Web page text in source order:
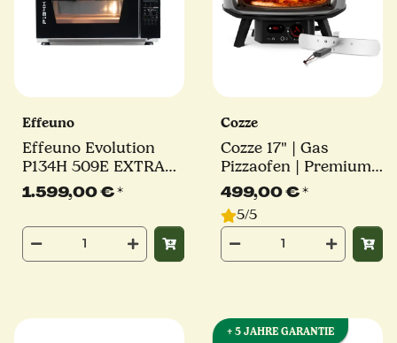
Effeuno
Effeuno Evolution
P134H 509E EXTRA
POWER | 3,2 kW |
inkl. original Effeuno-
Stein | Elektro
Pizzaofen
1.599,00 €*
Cozze
Cozze 17" | Gas
Pizzaofen | Premium
Rotate
499,00 €*
5/5
+ 5 JAHRE GARANTIE